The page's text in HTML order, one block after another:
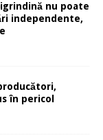
nu poate
independente,
în pericol